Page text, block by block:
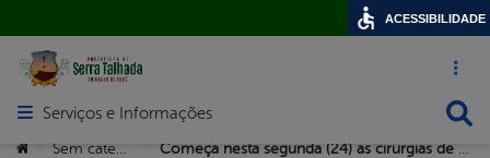
Acesso
Abrir menu principal de navegação
Serviços e Informações
Você está aqui:
> >
ACESSIBILIDADE